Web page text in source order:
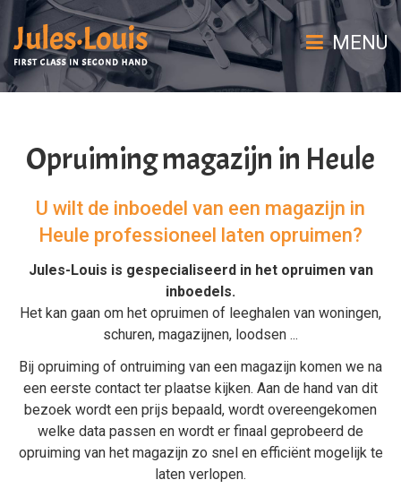
MENU
Opruiming magazijn in Heule
U wilt de inboedel van een magazijn in
Heule professioneel laten opruimen?
Jules-Louis is gespecialiseerd in het opruimen van
inboedels.
Het kan gaan om het opruimen of leeghalen van woningen,
schuren, magazijnen, loodsen ...
Bij opruiming of ontruiming van een magazijn komen we na
een eerste contact ter plaatse kijken. Aan de hand van dit
bezoek wordt een prijs bepaald, wordt overeengekomen
welke data passen en wordt er finaal geprobeerd de
opruiming van het magazijn zo snel en efficiënt mogelijk te
laten verlopen.